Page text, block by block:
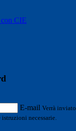
CIE
E-mail Verrà
necessarie.